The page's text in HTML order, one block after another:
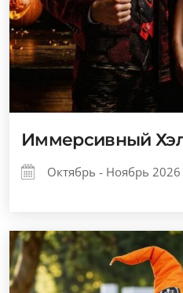
Иммерсивный
Октябрь - Ноябрь 2026